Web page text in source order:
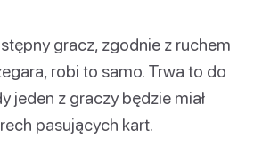
gracz, zgodnie z ruchem
robi to samo. Trwa to do
jeden z graczy będzie miał
pasujących kart.